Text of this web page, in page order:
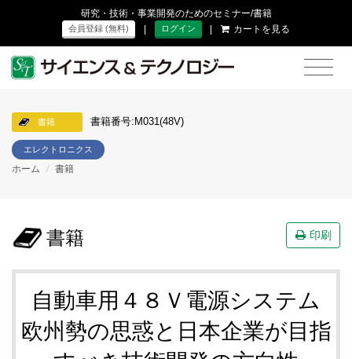
研究・技術・事業開発のためのセミナー/書籍
会員登録 (無料) | ログイン | カートを見る
書籍 書籍番号:M031(48V)
エレクトロニクス
ホーム / 書籍
書籍 印刷
自動車用４８Ｖ電源システム
欧州勢の思惑と日本企業が目指